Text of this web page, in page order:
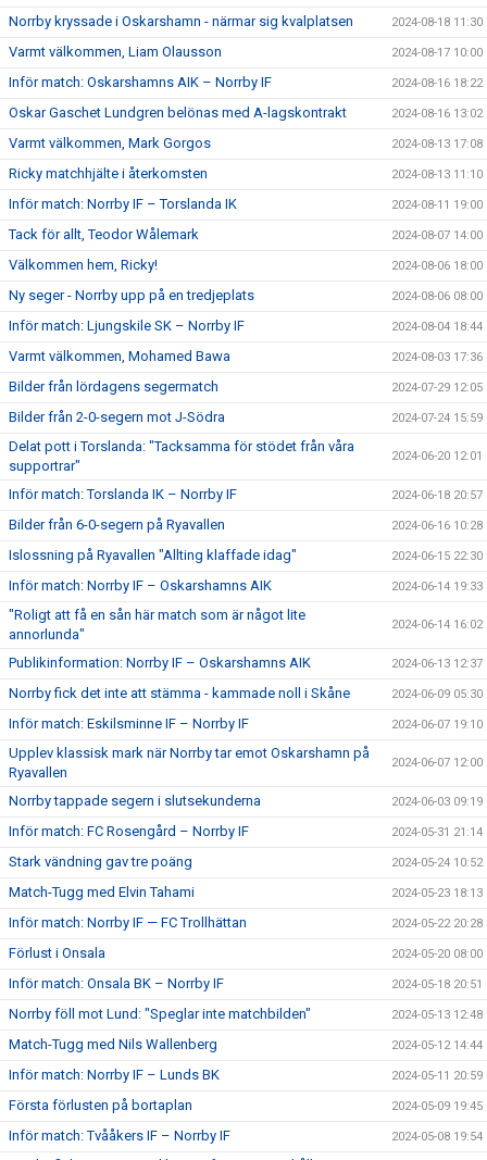
Norrby kryssade i Oskarshamn - närmar sig kvalplatsen 2024-08-18 11:30
Varmt välkommen, Liam Olausson 2024-08-17 10:00
Inför match: Oskarshamns AIK – Norrby IF 2024-08-16 18:22
Oskar Gaschet Lundgren belönas med A-lagskontrakt 2024-08-16 13:02
Varmt välkommen, Mark Gorgos 2024-08-13 17:08
Ricky matchhjälte i återkomsten 2024-08-13 11:10
Inför match: Norrby IF – Torslanda IK 2024-08-11 19:00
Tack för allt, Teodor Wålemark 2024-08-07 14:00
Välkommen hem, Ricky! 2024-08-06 18:00
Ny seger - Norrby upp på en tredjeplats 2024-08-06 08:00
Inför match: Ljungskile SK – Norrby IF 2024-08-04 18:44
Varmt välkommen, Mohamed Bawa 2024-08-03 17:36
Bilder från lördagens segermatch 2024-07-29 12:05
Bilder från 2-0-segern mot J-Södra 2024-07-24 15:59
Delat pott i Torslanda: "Tacksamma för stödet från våra
supportrar"
2024-06-20 12:01
Inför match: Torslanda IK – Norrby IF 2024-06-18 20:57
Bilder från 6-0-segern på Ryavallen 2024-06-16 10:28
Islossning på Ryavallen "Allting klaffade idag" 2024-06-15 22:30
Inför match: Norrby IF – Oskarshamns AIK 2024-06-14 19:33
"Roligt att få en sån här match som är något lite
annorlunda"
2024-06-14 16:02
Publikinformation: Norrby IF – Oskarshamns AIK 2024-06-13 12:37
Norrby fick det inte att stämma - kammade noll i Skåne 2024-06-09 05:30
Inför match: Eskilsminne IF – Norrby IF 2024-06-07 19:10
Upplev klassisk mark när Norrby tar emot Oskarshamn på
Ryavallen
2024-06-07 12:00
Norrby tappade segern i slutsekunderna 2024-06-03 09:19
Inför match: FC Rosengård – Norrby IF 2024-05-31 21:14
Stark vändning gav tre poäng 2024-05-24 10:52
Match-Tugg med Elvin Tahami 2024-05-23 18:13
Inför match: Norrby IF — FC Trollhättan 2024-05-22 20:28
Förlust i Onsala 2024-05-20 08:00
Inför match: Onsala BK – Norrby IF 2024-05-18 20:51
Norrby föll mot Lund: "Speglar inte matchbilden" 2024-05-13 12:48
Match-Tugg med Nils Wallenberg 2024-05-12 14:44
Inför match: Norrby IF – Lunds BK 2024-05-11 20:59
Första förlusten på bortaplan 2024-05-09 19:45
Inför match: Tvååkers IF – Norrby IF 2024-05-08 19:54